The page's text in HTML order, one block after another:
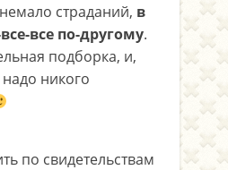
страданий, в
все по-другому.
подборка, и,
никого
по свидетельствам